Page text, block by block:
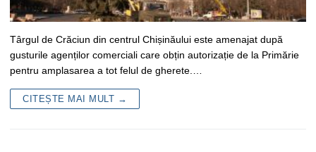
Târgul de Crăciun din centrul Chișinăului este amenajat după
gusturile agenților comerciali care obțin autorizație de la Primărie
pentru amplasarea a tot felul de gherete.…
CITEȘTE MAI MULT →